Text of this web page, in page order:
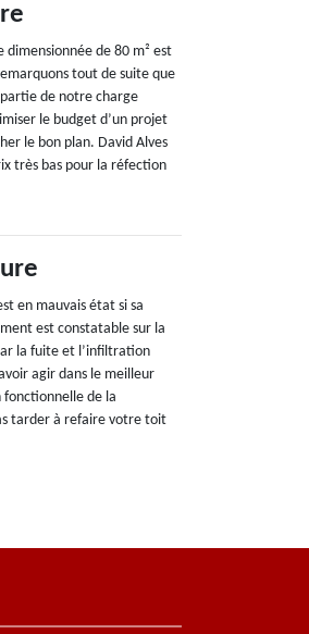
de 80 m² est
tout de suite que
de notre charge
le budget d’un projet
le bon plan. David Alves
très bas pour la réfection
en mauvais état si sa
est constatable sur la
la fuite et l’infiltration
agir dans le meilleur
de la
tarder à refaire votre toit